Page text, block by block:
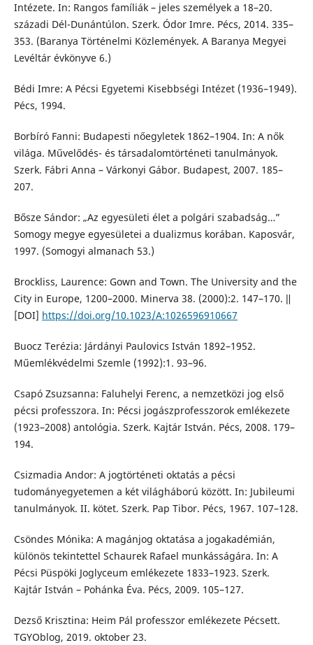
Intézete. In: Rangos famíliák – jeles személyek a 18–20.
századi Dél-Dunántúlon. Szerk. Ódor Imre. Pécs, 2014. 335–
353. (Baranya Történelmi Közlemények. A Baranya Megyei
Levéltár évkönyve 6.)
Bédi Imre: A Pécsi Egyetemi Kisebbségi Intézet (1936–1949).
Pécs, 1994.
Borbíró Fanni: Budapesti nőegyletek 1862–1904. In: A nők
világa. Művelődés- és társadalomtörténeti tanulmányok.
Szerk. Fábri Anna – Várkonyi Gábor. Budapest, 2007. 185–
207.
Bősze Sándor: „Az egyesületi élet a polgári szabadság…”
Somogy megye egyesületei a dualizmus korában. Kaposvár,
1997. (Somogyi almanach 53.)
Brockliss, Laurence: Gown and Town. The University and the
City in Europe, 1200–2000. Minerva 38. (2000):2. 147–170. ǁ
[DOI] https://doi.org/10.1023/A:1026596910667
Buocz Terézia: Járdányi Paulovics István 1892–1952.
Műemlékvédelmi Szemle (1992):1. 93–96.
Csapó Zsuzsanna: Faluhelyi Ferenc, a nemzetközi jog első
pécsi professzora. In: Pécsi jogászprofesszorok emlékezete
(1923–2008) antológia. Szerk. Kajtár István. Pécs, 2008. 179–
194.
Csizmadia Andor: A jogtörténeti oktatás a pécsi
tudományegyetemen a két világháború között. In: Jubileumi
tanulmányok. II. kötet. Szerk. Pap Tibor. Pécs, 1967. 107–128.
Csöndes Mónika: A magánjog oktatása a jogakadémián,
különös tekintettel Schaurek Rafael munkásságára. In: A
Pécsi Püspöki Joglyceum emlékezete 1833–1923. Szerk.
Kajtár István – Pohánka Éva. Pécs, 2009. 105–127.
Dezső Krisztina: Heim Pál professzor emlékezete Pécsett.
TGYOblog, 2019. oktober 23.